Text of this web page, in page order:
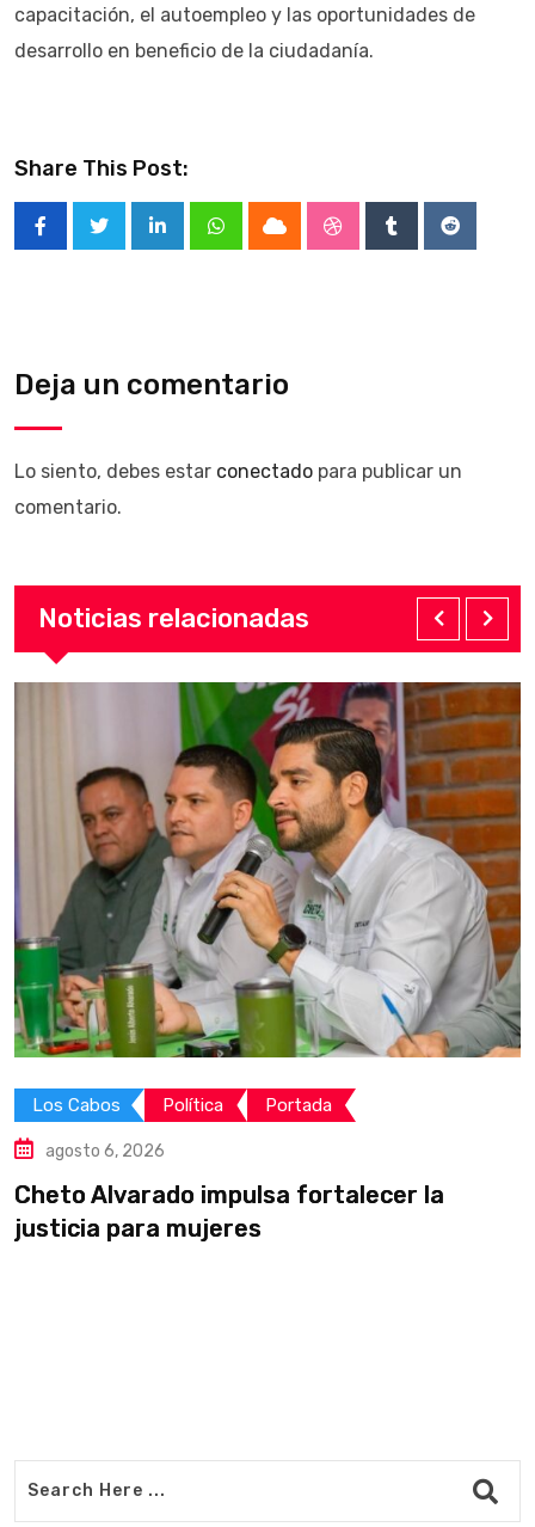
capacitación, el autoempleo y las oportunidades de
desarrollo en beneficio de la ciudadanía.
Share This Post:
LinkedInWhatsappCloud StumbleUpon
TumblrReddit
Deja un comentario
Lo siento, debes estar conectado para publicar un
comentario.
Noticias relacionadas
Los Cabos Política Portada
agosto 6, 2026
Cheto Alvarado impulsa fortalecer la
justicia para mujeres